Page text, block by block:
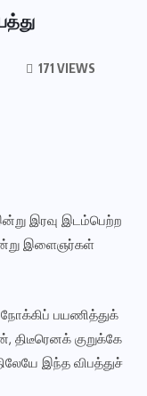
171 VIEWS
இரவு இடம்பெற்ற
இளைஞர்கள்
நோக்கிப் பயணித்துக்
திடீரெனக் குறுக்கே
இந்த விபத்துச்